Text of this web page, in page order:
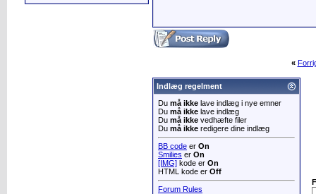
«
Indlæg regelment
Du må ikke lave indlæg i nye emner
Du må ikke lave indlæg
Du må ikke vedhæfte filer
Du må ikke redigere dine indlæg
BB code er On
Smilies er On
[IMG] kode er On
HTML kode er Off
Forum Rules